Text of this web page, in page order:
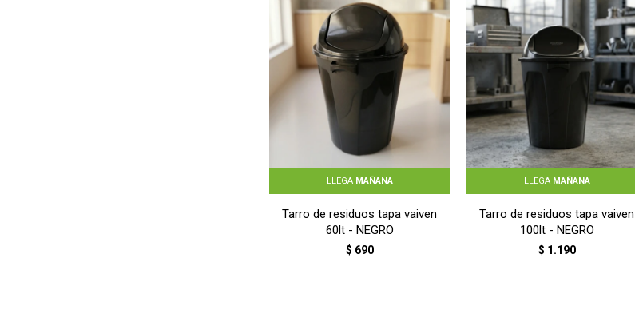
LLEGA MAÑANA
Tarro de residuos tapa vaiven
60lt - NEGRO
$ 690
LLEGA MAÑANA
Tarro de residuos tapa vaiven
100lt - NEGRO
$ 1.190